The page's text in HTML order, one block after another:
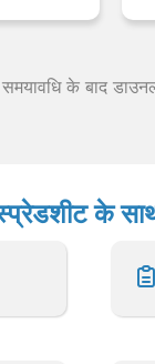
के बाद
के